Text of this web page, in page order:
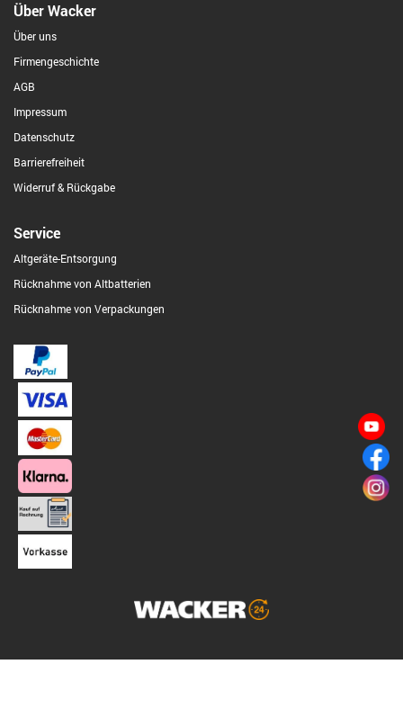
Über Wacker
Über uns
Firmengeschichte
AGB
Impressum
Datenschutz
Barrierefreiheit
Widerruf & Rückgabe
Service
Altgeräte-Entsorgung
Rücknahme von Altbatterien
Rücknahme von Verpackungen